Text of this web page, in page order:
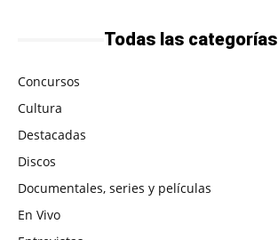
Todas las categorías
Concursos
Cultura
Destacadas
Discos
Documentales, series y películas
En Vivo